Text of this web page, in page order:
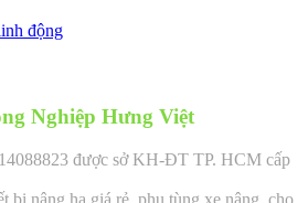
động
Nghiệp Hưng Việt
được sở KH-ĐT TP. HCM cấp
bị nâng hạ giá rẻ, phụ tùng xe nâng, cho